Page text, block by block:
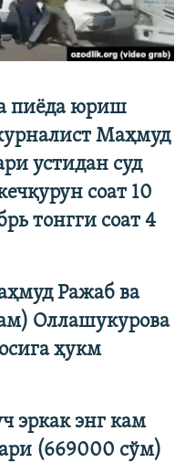
пиёда юриш
Маҳмуд
устидан суд
соат 10
тонгги соат 4
Ражаб ва
Оллашукурова
ҳукм
эркак энг кам
(669000 сўм)